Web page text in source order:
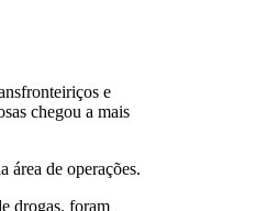
e
chegou a mais
área de operações.
drogas, foram